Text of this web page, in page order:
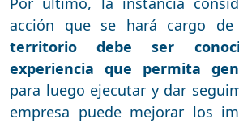
acción que se hará cargo
territorio debe ser
experiencia que permita
para luego ejecutar y dar
empresa puede mejorar los